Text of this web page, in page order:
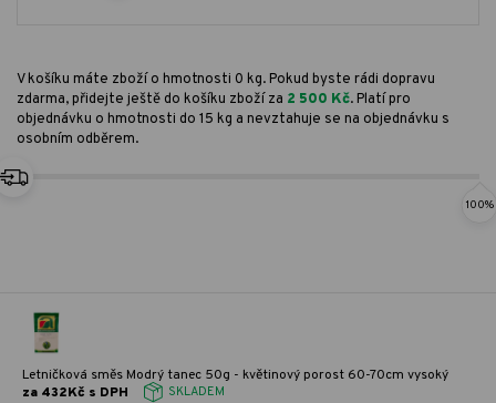
V košíku máte zboží o hmotnosti 0 kg. Pokud byste rádi dopravu
zdarma, přidejte ještě do košíku zboží za 2 500 Kč. Platí pro
objednávku o hmotnosti do 15 kg a nevztahuje se na objednávku s
osobním odběrem.
100%
Letničková směs Modrý tanec 50g - květinový porost 60-70cm vysoký
za 432Kč s DPH
SKLADEM